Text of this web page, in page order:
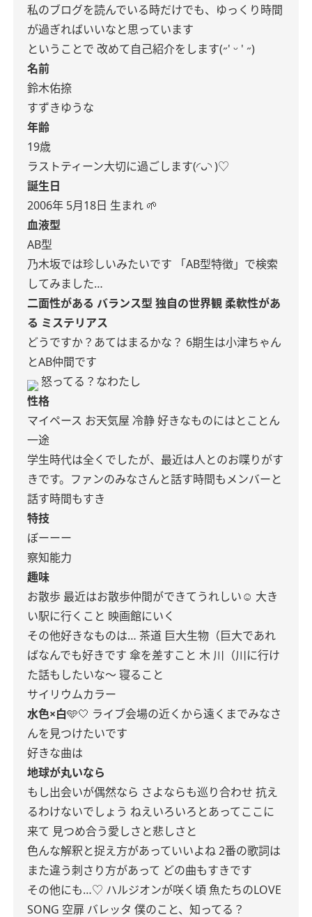
私のブログを読んでいる時だけでも、ゆっくり時間
が過ぎればいいなと思っています
ということで 改めて自己紹介をします(˶' ᵕ ' ˶)
名前
鈴木佑捺
すずきゆうな
年齢
19歳
ラストティーン大切に過ごします(◜ᴗ◝ )♡
誕生日
2006年 5月18日 生まれ 🌱‬‪
血液型
AB型
乃木坂では珍しいみたいです
「AB型特徴」で検索
してみました…
二面性がある バランス型独自の世界観柔軟性があ
る ミステリアス
どうですか？あてはまるかな？ 6期生は小津ちゃん
とAB仲間です
怒ってる？なわたし
性格
マイペース お天気屋 冷静好きなものにはとことん
一途
学生時代は全くでしたが、最近は人とのお喋りがす
きです。ファンのみなさんと話す時間もメンバーと
話す時間もすき
特技
ぼーーー
察知能力
趣味
お散歩 最近はお散歩仲間ができてうれしい☺︎︎︎︎ 大き
い駅に行くこと 映画館にいく
その他好きなものは… 茶道 巨大生物（巨大であれ
ばなんでも好きです 傘を差すこと 木 川（川に行け
た話もしたいな〜 寝ること
サイリウムカラー
水色×白🩵🤍 ライブ会場の近くから遠くまでみなさ
んを見つけたいです
好きな曲は
地球が丸いなら
もし出会いが偶然なら さよならも巡り合わせ 抗え
るわけないでしょう ねえいろいろとあってここに
来て 見つめ合う愛しさと悲しさと
色んな解釈と捉え方があっていいよね2番の歌詞は
また違う刺さり方があって どの曲もすきです
その他にも…♡ ハルジオンが咲く頃 魚たちのLOVE
SONG 空扉 バレッタ 僕のこと、知ってる？